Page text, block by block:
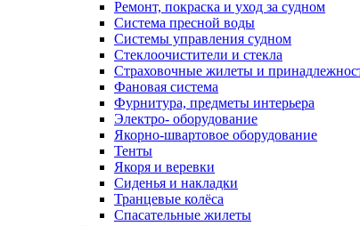
Ремонт, покраска и уход за судном
Система пресной воды
Системы управления судном
Стеклоочистители и стекла
Страховочные жилеты и
Фановая система
Фурнитура, предметы интерьера
Электро- оборудование
Якорно-швартовое оборудование
Тенты
Якоря и веревки
Сиденья и накладки
Транцевые колёса
Спасательные жилеты